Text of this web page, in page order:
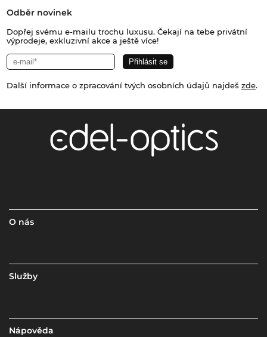
Odběr novinek
Dopřej svému e-mailu trochu luxusu. Čekají na tebe privátní
výprodeje, exkluzivní akce a ještě více!
Další informace o zpracování tvých osobních údajů najdeš zde.
O nás
Služby
Nápověda